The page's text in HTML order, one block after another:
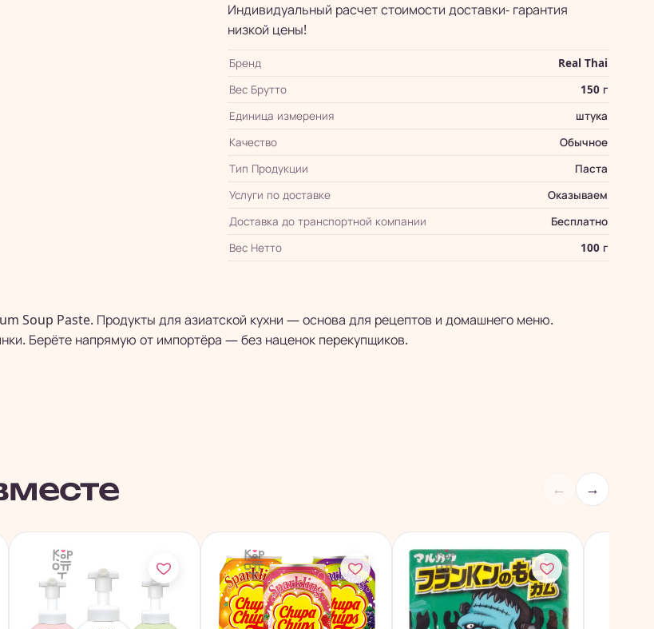
Индивидуальный расчет стоимости доставки- гарантия
низкой цены!
Бренд
Real Thai
Вес Брутто
150 г
Единица измерения
штука
Качество
Обычное
Тип Продукции
Паста
Услуги по доставке
Оказываем
Доставка до транспортной компании
Бесплатно
Вес Нетто
100 г
Soup Paste. Продукты для азиатской кухни — основа для рецептов и домашнего меню.
Берёте напрямую от импортёра — без наценок перекупщиков.
← →